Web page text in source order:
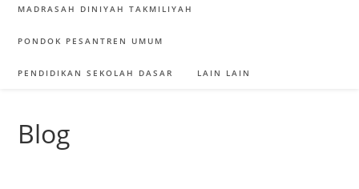
MADRASAH DINIYAH TAKMILIYAH
PONDOK PESANTREN UMUM
PENDIDIKAN SEKOLAH DASAR LAIN LAIN
Blog